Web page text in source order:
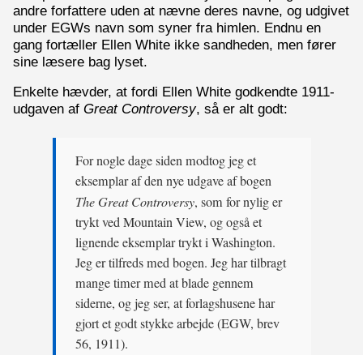
andre forfattere uden at nævne deres navne, og udgivet
under EGWs navn som syner fra himlen. Endnu en
gang fortæller Ellen White ikke sandheden, men fører
sine læsere bag lyset.
Enkelte hævder, at fordi Ellen White godkendte 1911-
udgaven af Great Controversy, så er alt godt:
For nogle dage siden modtog jeg et
eksemplar af den nye udgave af bogen
The Great Controversy, som for nylig er
trykt ved Mountain View, og også et
lignende eksemplar trykt i Washington.
Jeg er tilfreds med bogen. Jeg har tilbragt
mange timer med at blade gennem
siderne, og jeg ser, at forlagshusene har
gjort et godt stykke arbejde (EGW, brev
56, 1911).